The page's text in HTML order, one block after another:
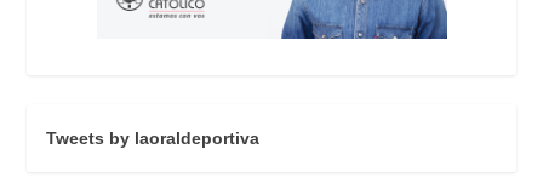
Tweets by laoraldeportiva